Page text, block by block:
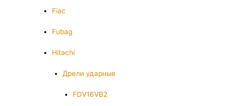
Fiac
Fubag
Hitachi
Дрели ударные
FDV16VB2